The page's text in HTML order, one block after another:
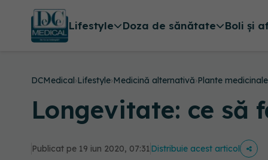
Lifestyle Doza de sănătate Boli și
DCMedical›Lifestyle›Medicină alternativă›Plante medicinale
Longevitate: ce să
Publicat pe 19 iun 2020, 07:31Distribuie acest articol